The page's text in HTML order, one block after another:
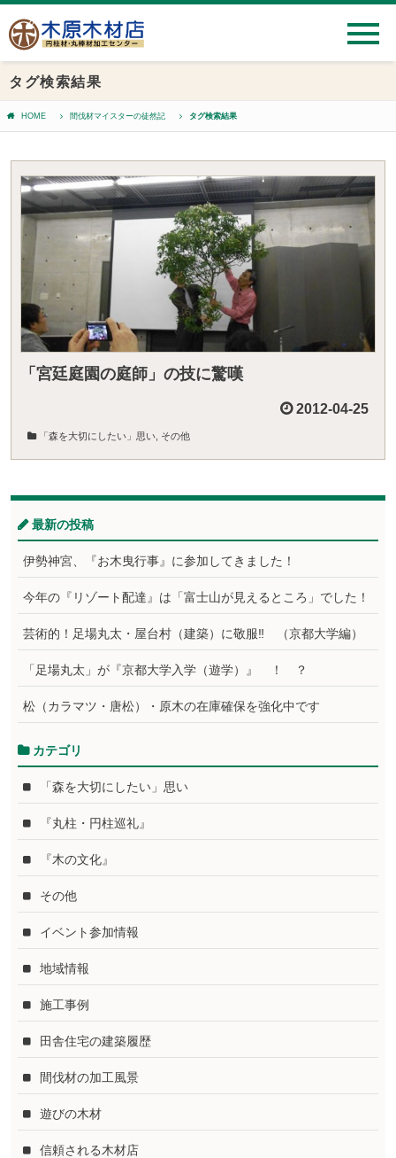
タグ検索結果
HOME 間伐材マイスターの徒然記 タグ検索結果
「宮廷庭園の庭師」の技に驚嘆
2012-04-25
「森を大切にしたい」思い その他
最新の投稿
伊勢神宮、『お木曳行事』に参加してきました！
今年の『リゾート配達』は「富士山が見えるところ」でした！
芸術的！足場丸太・屋台村（建築）に敬服‼ （京都大学編）
「足場丸太」が『京都大学入学（遊学）』 ！ ？
松（カラマツ・唐松）・原木の在庫確保を強化中です
カテゴリ
「森を大切にしたい」思い
『丸柱・円柱巡礼』
『木の文化』
その他
イベント参加情報
地域情報
施工事例
田舎住宅の建築履歴
間伐材の加工風景
遊びの木材
信頼される木材店